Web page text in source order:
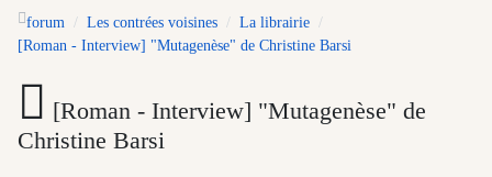
forum Les contrées voisines
La librairie
[Roman - Interview] "Mutagenèse" de Christine Barsi
[Roman - Interview] "Mutagenèse" de
Christine Barsi